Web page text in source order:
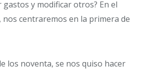
y modificar otros? En el
centraremos en la primera de
los noventa, se nos quiso hacer